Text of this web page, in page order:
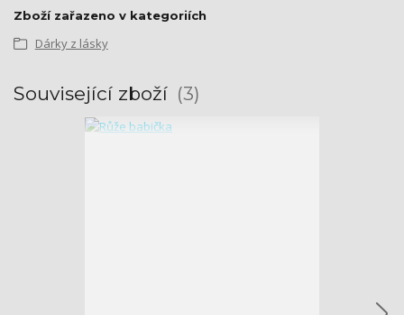
Zboží zařazeno v kategoriích
Dárky z lásky
Související zboží 3